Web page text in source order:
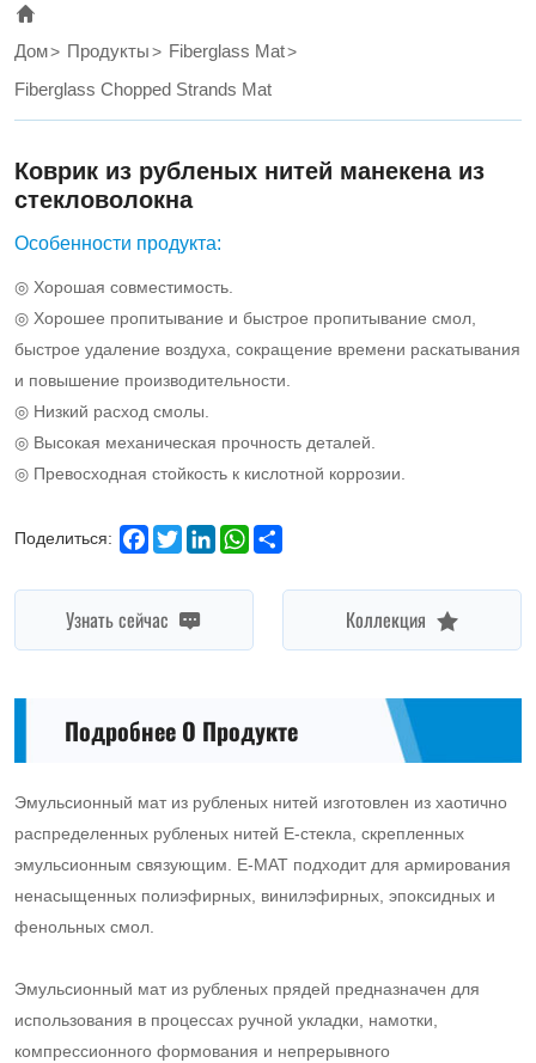
Дом Продукты
Fiberglass Mat
Fiberglass Chopped Strands Mat
Коврик из рубленых нитей манекена из
стекловолокна
Особенности продукта:
◎ Хорошая совместимость.
◎ Хорошее пропитывание и быстрое пропитывание смол,
быстрое удаление воздуха, сокращение времени раскатывания
и повышение производительности.
◎ Низкий расход смолы.
◎ Высокая механическая прочность деталей.
◎ Превосходная стойкость к кислотной коррозии.
Поделиться: Facebook
TwitterLinkedInWhatsApp
Узнать сейчас Коллекция
Подробнее О Продукте
Эмульсионный мат из рубленых нитей изготовлен из хаотично
распределенных рубленых нитей E-стекла, скрепленных
эмульсионным связующим. E-MAT подходит для армирования
ненасыщенных полиэфирных, винилэфирных, эпоксидных и
фенольных смол.
Эмульсионный мат из рубленых прядей предназначен для
использования в процессах ручной укладки, намотки,
компрессионного формования и непрерывного